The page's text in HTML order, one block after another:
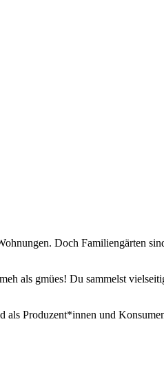
Doch Familiengärten
meh als gmües! Du sammelst
als Produzent*innen und